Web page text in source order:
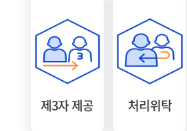
제3자 제공 처리위탁